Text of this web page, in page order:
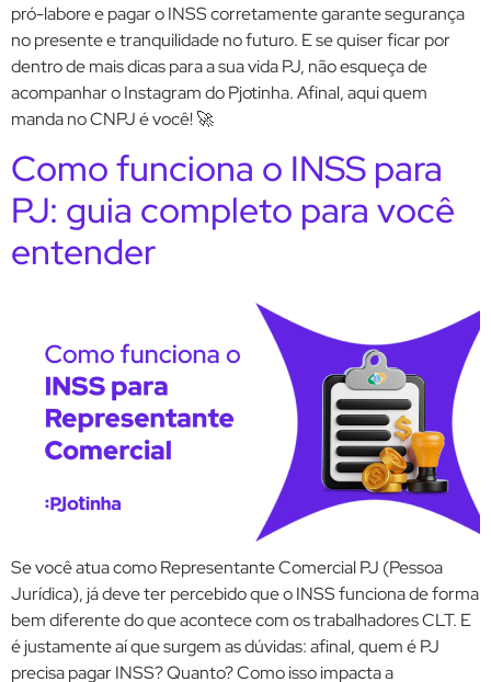
pró-labore e pagar o INSS corretamente garante segurança
no presente e tranquilidade no futuro. E se quiser ficar por
dentro de mais dicas para a sua vida PJ, não esqueça de
acompanhar o Instagram do Pjotinha. Afinal, aqui quem
manda no CNPJ é você! 🚀
Como funciona o INSS para
PJ: guia completo para você
entender
Se você atua como Representante Comercial PJ (Pessoa
Jurídica), já deve ter percebido que o INSS funciona de forma
bem diferente do que acontece com os trabalhadores CLT. E
é justamente aí que surgem as dúvidas: afinal, quem é PJ
precisa pagar INSS? Quanto? Como isso impacta a